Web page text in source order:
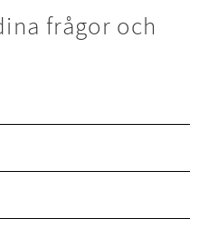
frågor och